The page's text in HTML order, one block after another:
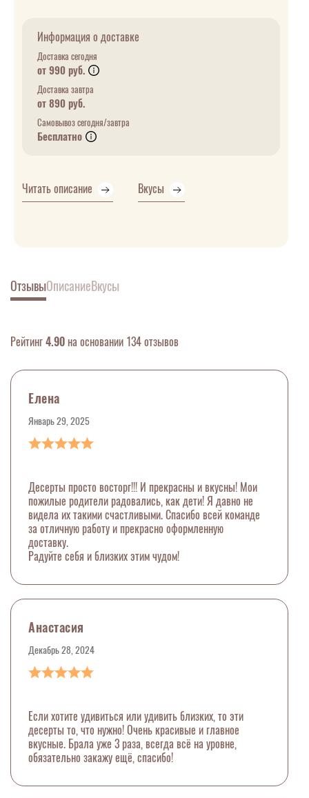
Информация о доставке
Доставка сегодня
от 990 руб.
Доставка завтра
от 890 руб.
Самовывоз сегодня/завтра
Бесплатно
Читать описание Вкусы
ОтзывыОписаниеВкусы
Рейтинг4.90 на основании 134 отзывов
Елена
Январь 29, 2025
Десерты просто восторг!!! И прекрасны и вкусны! Мои
пожилые родители радовались, как дети! Я давно не
видела их такими счастливыми. Спасибо всей команде
за отличную работу и прекрасно оформленную
доставку.
Радуйте себя и близких этим чудом!
Анастасия
Декабрь 28, 2024
Если хотите удивиться или удивить близких, то эти
десерты то, что нужно! Очень красивые и главное
вкусные. Брала уже 3 раза, всегда всё на уровне,
обязательно закажу ещё, спасибо!